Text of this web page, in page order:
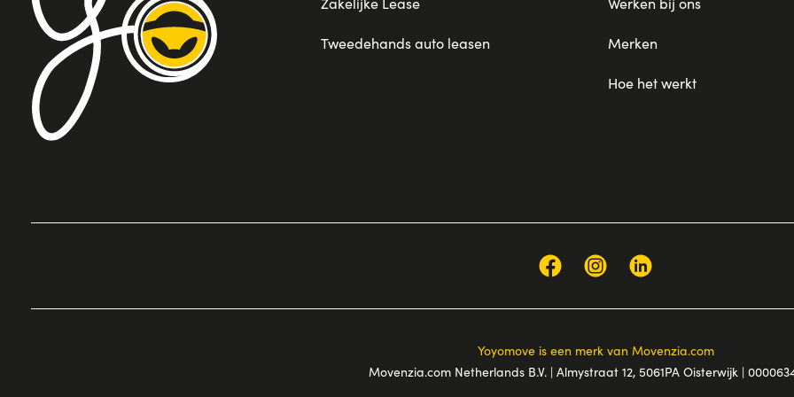
Tweedehands auto leasen Merken
Hoe het werkt
Yoyomove is een merk van Movenzia.com
Movenzia.com Netherlands B.V. | Almystraat 12, 5061PA Oisterwijk |